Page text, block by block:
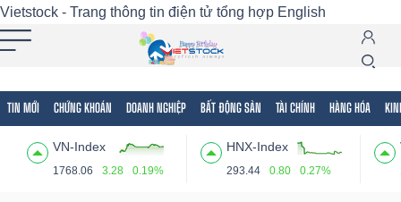
Vietstock - Trang thông tin điện tử tổng hợp English
TIN MỚI CHỨNG KHOÁN DOANH NGHIỆP BẤT ĐỘNG SẢN TÀI CHÍNH HÀNG HÓA
VN-Index
1768.06 3.28 0.19%
HNX-Index
293.44 0.80 0.27%
Tất cả Tính năng Ngành Mã chứng khoán
Tính